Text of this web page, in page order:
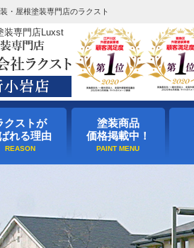
・屋根塗装専門店のラクスト
装専門店Luxst
クストが
れる理由
塗装商品
価格掲載中！